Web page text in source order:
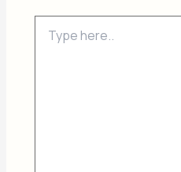
here..